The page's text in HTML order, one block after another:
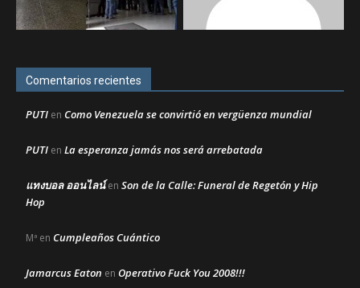
Comentarios recientes
PUTI en Como Venezuela se convirtió en vergüenza mundial
PUTI en La esperanza jamás nos será arrebatada
แทงบอล ออนไลน์en Son de la Calle: Funeral de Regetón y Hip
Hop
Mª en Cumpleaños Cuántico
Jamarcus Eaton en Operativo Fuck You 2008!!!